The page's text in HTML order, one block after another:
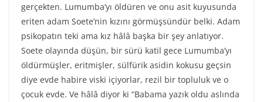
gerçekten. Lumumba’yı öldüren ve onu asit kuyusunda
eriten adam Soete’nin kızını görmüşsündür belki. Adam
psikopatın teki ama kız hâlâ başka bir şey anlatıyor.
Soete olayında düşün, bir sürü katil gece Lumumba’yı
öldürmüşler, eritmişler, sülfürik asidin kokusu geçsin
diye evde habire viski içiyorlar, rezil bir topluluk ve o
çocuk evde. Ve hâlâ diyor ki “Babama yazık oldu aslında